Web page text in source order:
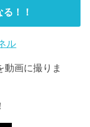
！！
ル
動画に撮りま